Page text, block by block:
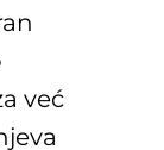
već